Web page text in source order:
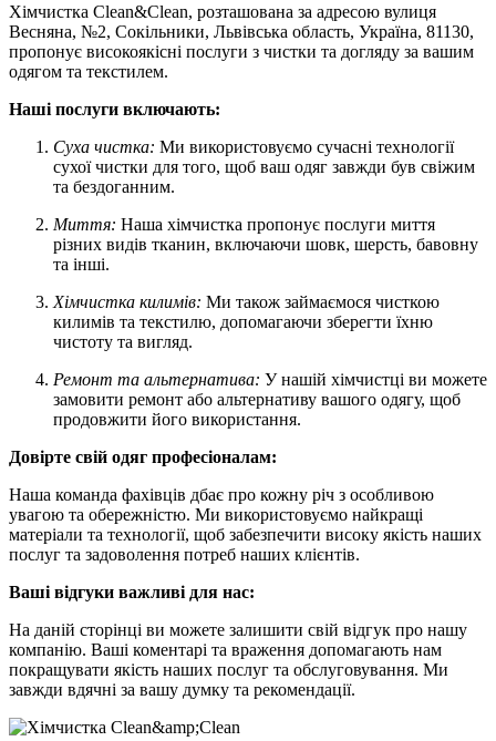
Хімчистка Clean&Clean, розташована за адресою вулиця
Весняна, №2, Сокільники, Львівська область, Україна, 81130,
пропонує високоякісні послуги з чистки та догляду за вашим
одягом та текстилем.
Наші послуги включають:
Суха чистка: Ми використовуємо сучасні технології
сухої чистки для того, щоб ваш одяг завжди був свіжим
та бездоганним.
Миття: Наша хімчистка пропонує послуги миття
різних видів тканин, включаючи шовк, шерсть, бавовну
та інші.
Хімчистка килимів: Ми також займаємося чисткою
килимів та текстилю, допомагаючи зберегти їхню
чистоту та вигляд.
Ремонт та альтернатива: У нашій хімчистці ви можете
замовити ремонт або альтернативу вашого одягу, щоб
продовжити його використання.
Довірте свій одяг професіоналам:
Наша команда фахівців дбає про кожну річ з особливою
увагою та обережністю. Ми використовуємо найкращі
матеріали та технології, щоб забезпечити високу якість наших
послуг та задоволення потреб наших клієнтів.
Ваші відгуки важливі для нас:
На даній сторінці ви можете залишити свій відгук про нашу
компанію. Ваші коментарі та враження допомагають нам
покращувати якість наших послуг та обслуговування. Ми
завжди вдячні за вашу думку та рекомендації.